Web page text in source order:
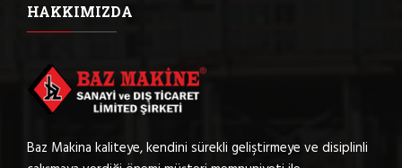
HAKKIMIZDA
Baz Makina kaliteye, kendini sürekli geliştirmeye ve disiplinli